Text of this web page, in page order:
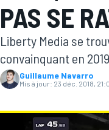
PAS SE
Liberty Media se
convainquant en
Guillaume Navarro
Mis à jour: 23 déc. 2018,